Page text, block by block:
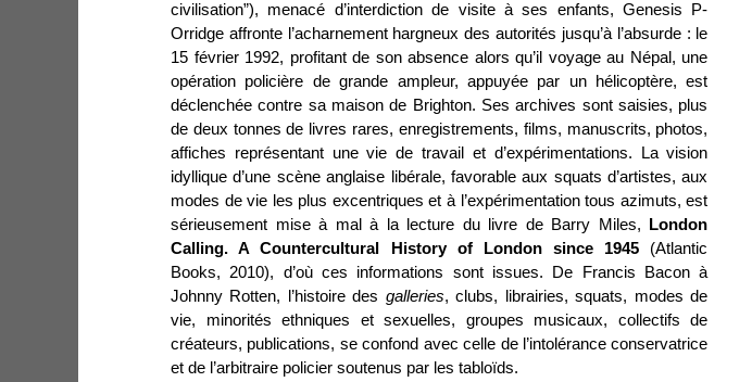
civilisation”), menacé d’interdiction de visite à ses enfants, Genesis P-
Orridge affronte l’acharnement hargneux des autorités jusqu’à l’absurde : le
15 février 1992, profitant de son absence alors qu’il voyage au Népal, une
opération policière de grande ampleur, appuyée par un hélicoptère, est
déclenchée contre sa maison de Brighton. Ses archives sont saisies, plus
de deux tonnes de livres rares, enregistrements, films, manuscrits, photos,
affiches représentant une vie de travail et d’expérimentations. La vision
idyllique d’une scène anglaise libérale, favorable aux squats d’artistes, aux
modes de vie les plus excentriques et à l’expérimentation tous azimuts, est
sérieusement mise à mal à la lecture du livre de Barry Miles,
London
Calling.A Countercultural History of London since 1945 (Atlantic
Books, 2010), d’où ces informations sont issues.
De Francis Bacon à
Johnny Rotten, l’histoire des galleries, clubs, librairies, squats, modes de
vie, minorités ethniques et sexuelles, groupes musicaux, collectifs de
créateurs, publications, se confond avec celle de l’intolérance conservatrice
et de l’arbitraire policier soutenus par les tabloïds.